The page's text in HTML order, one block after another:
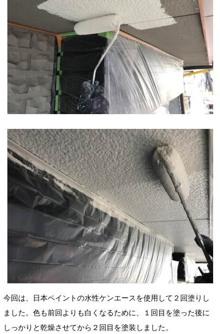
今回は、日本ペイントの水性ケンエースを使用して２回塗りし
ました。色も前回よりも白くなるために、１回目を塗った後に
しっかりと乾燥させてから２回目を塗装しました。